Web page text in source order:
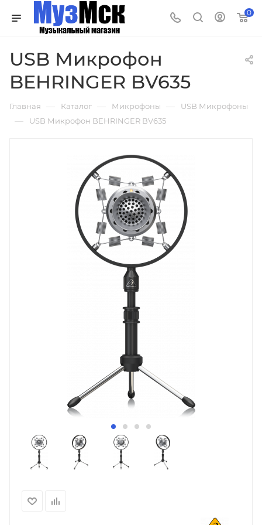
0
USB Микрофон
BEHRINGER BV635
Главная — Каталог — Микрофоны — USB Микрофоны
— USB Микрофон BEHRINGER BV635